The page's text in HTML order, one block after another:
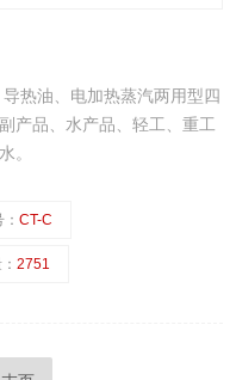
热油、电加热蒸汽两用型四
产品、水产品、轻工、重工
。
：CT-C
：2751